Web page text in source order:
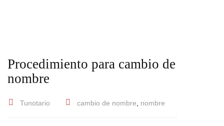
Procedimiento para cambio de
nombre
Tunotario cambio de nombre nombre